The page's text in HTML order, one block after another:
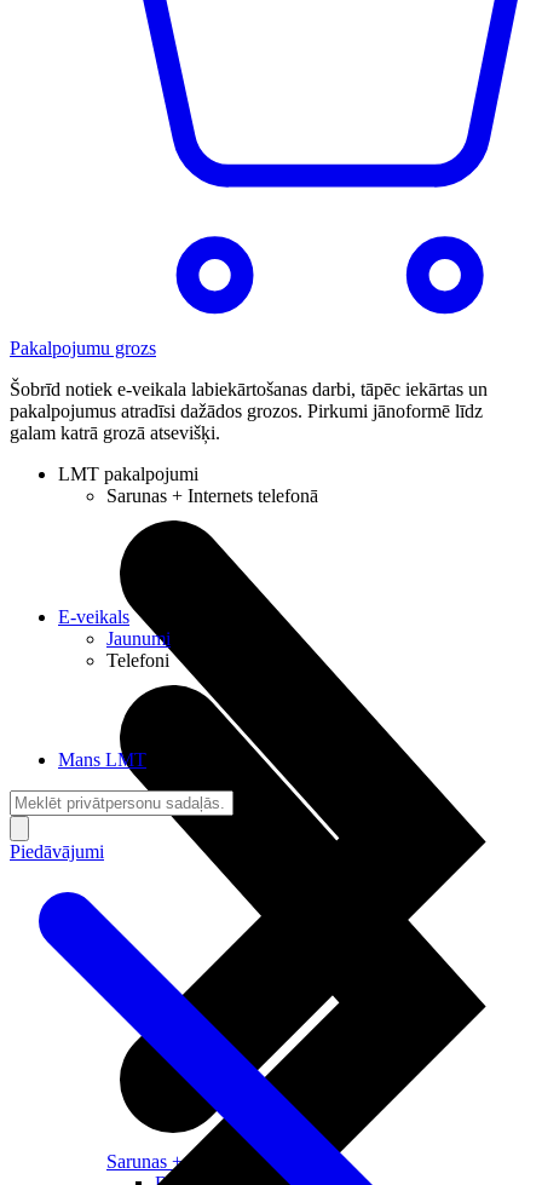
Pakalpojumu grozs
Šobrīd notiek e-veikala labiekārtošanas darbi, tāpēc iekārtas un
pakalpojumus atradīsi dažādos grozos. Pirkumi jānoformē līdz
galam katrā grozā atsevišķi.
LMT pakalpojumi
Sarunas + Internets telefonā
Sarunas + Internets
E-veikals
Jaunumi
Telefoni
Mans LMT
Piedāvājumi